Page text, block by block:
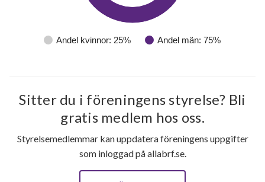
Andel kvinnor: 25% Andel män: 75%
Sitter du i föreningens styrelse? Bli
gratis medlem hos oss.
Styrelsemedlemmar kan uppdatera föreningens uppgifter
som inloggad på allabrf.se.